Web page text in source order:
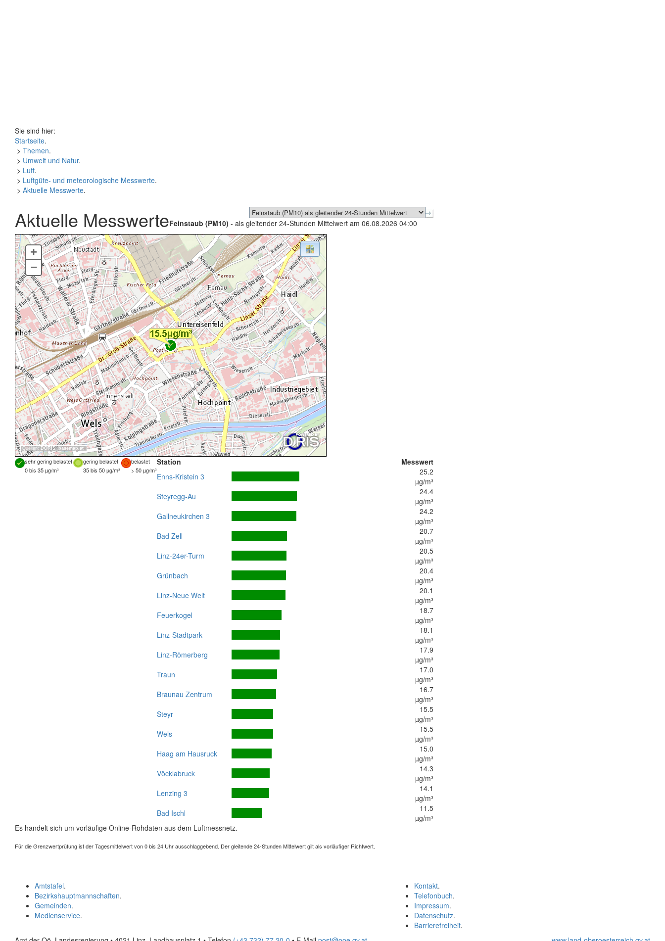
Sie sind hier:
Startseite.
> Themen.
> Umwelt und Natur.
> Luft.
> Luftgüte- und meteorologische Messwerte.
> Aktuelle Messwerte.
Aktuelle MesswerteFeinstaub (PM10) - als gleitender 24-Stunden Mittelwert am 06.08.2026 04:00
Quellen: DORIS, basemap.at
+
–
sehr gering belastet gering belastet
belastet
0 bis 35 µg/m³
35 bis 50 µg/m³ > 50 µg/m³
Station
Messwert
Enns-Kristein 3
25.2
µg/m³
Steyregg-Au
24.4
µg/m³
Gallneukirchen 3
24.2
µg/m³
Bad Zell
20.7
µg/m³
Linz-24er-Turm
20.5
µg/m³
Grünbach
20.4
µg/m³
Linz-Neue Welt
20.1
µg/m³
Feuerkogel
18.7
µg/m³
Linz-Stadtpark
18.1
µg/m³
Linz-Römerberg
17.9
µg/m³
Traun
17.0
µg/m³
Braunau Zentrum
16.7
µg/m³
Steyr
15.5
µg/m³
Wels
15.5
µg/m³
Haag am Hausruck
15.0
µg/m³
Vöcklabruck
14.3
µg/m³
Lenzing 3
14.1
µg/m³
Bad Ischl
11.5
µg/m³
Es handelt sich um vorläufige Online-Rohdaten aus dem Luftmessnetz.
Für die Grenzwertprüfung ist der Tagesmittelwert von 0 bis 24 Uhr ausschlaggebend. Der gleitende 24-Stunden Mittelwert gilt als vorläufiger Richtwert.
Kontakt.
Telefonbuch.
Impressum.
Datenschutz.
Barrierefreiheit.
Amtstafel.
Bezirkshauptmannschaften.
Gemeinden.
Medienservice.